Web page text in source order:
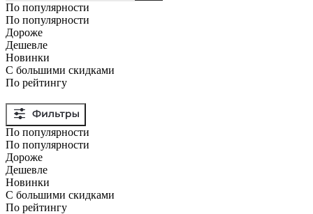
По популярности
По популярности
Дороже
Дешевле
Новинки
С большими скидками
По рейтингу
По популярности
По популярности
Дороже
Дешевле
Новинки
С большими скидками
По рейтингу